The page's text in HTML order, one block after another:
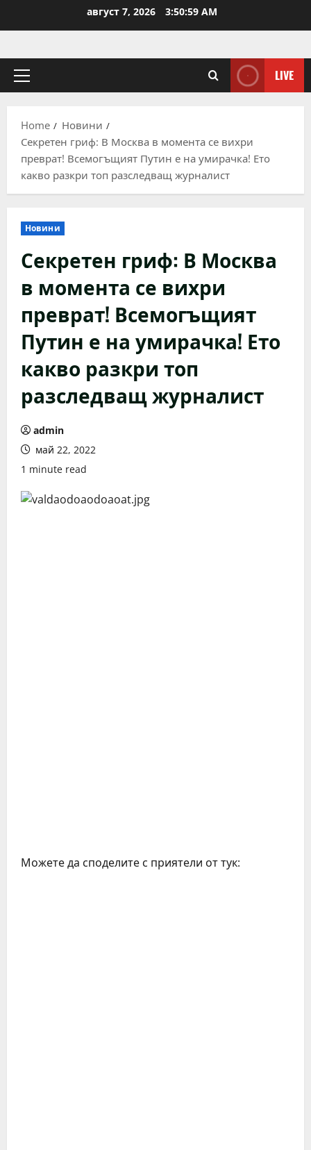
август 7, 2026 3:50:59 AM
Primary
LIVE
Home
Новини
Секретен гриф: В Москва в момента се вихри
преврат! Всемогъщият Путин е на умирачка! Ето
какво разкри топ разследващ журналист
Новини
Секретен гриф: В Москва
в момента се вихри
преврат! Всемогъщият
Путин е на умирачка! Ето
какво разкри топ
разследващ журналист
admin
май 22, 2022
1 minute read
Можете да споделите с приятели от тук: